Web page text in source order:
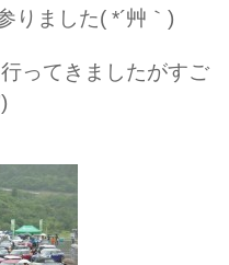
りました( *´艸｀)
ってきましたがすご